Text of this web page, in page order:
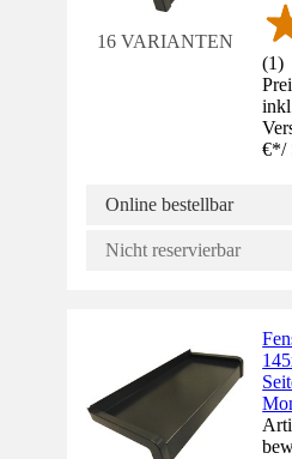
16 VARIANTEN
(1)
€*/
Online bestellbar
Nicht reservierbar